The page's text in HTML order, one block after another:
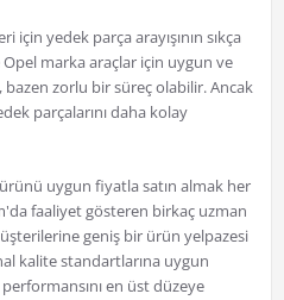
için yedek parça arayışının sıkça
Opel marka araçlar için uygun ve
zorlu bir süreç olabilir. Ancak
parçalarını daha kolay
uygun fiyatla satın almak her
faaliyet gösteren birkaç uzman
geniş bir ürün yelpazesi
kalite standartlarına uygun
en üst düzeye